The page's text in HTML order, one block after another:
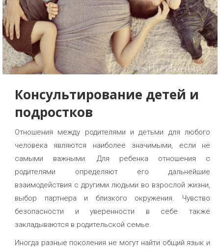
Консультирование детей и
подростков
Отношения между родителями и детьми для любого
человека являются наиболее значимыми, если не
самыми важными. Для ребенка отношения с
родителями определяют его дальнейшие
взаимодействия с другими людьми во взрослой жизни,
выбор партнера и близкого окружения. Чувство
безопасности и уверенности в себе также
закладываются в родительской семье.
Иногда разные поколения не могут найти общий язык и